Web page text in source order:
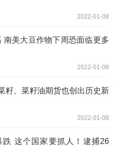
2022-01-08
美大豆作物下周恐面临更多
2022-01-08
籽、菜籽油期货也创出历史新
2022-01-08
这个国家要抓人！逮捕26